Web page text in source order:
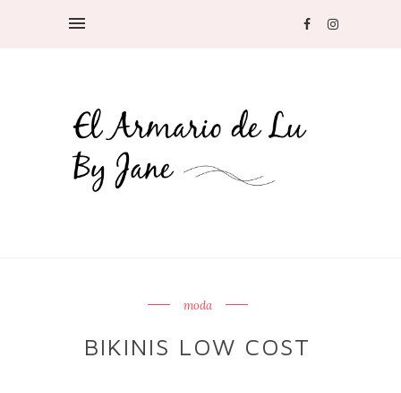
moda
BIKINIS LOW COST